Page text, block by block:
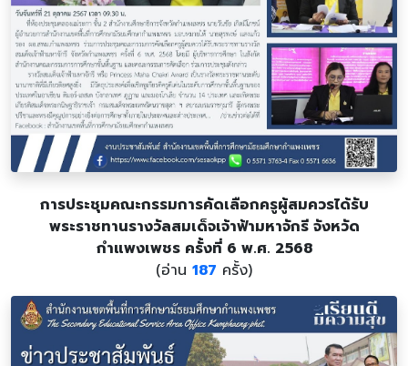
การประชุมคณะกรรมการคัดเลือกครูผู้สมควรได้รับ
พระราชทานรางวัลสมเด็จเจ้าฟ้ามหาจักรี จังหวัด
กำแพงเพชร ครั้งที่ 6 พ.ศ. 2568
(อ่าน 187 ครั้ง)